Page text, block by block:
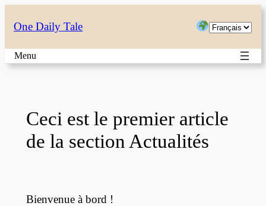
au
contenu
One Daily Tale
Choisir
langue
Menu
Ceci est le premier article
de la section Actualités
Bienvenue à bord !